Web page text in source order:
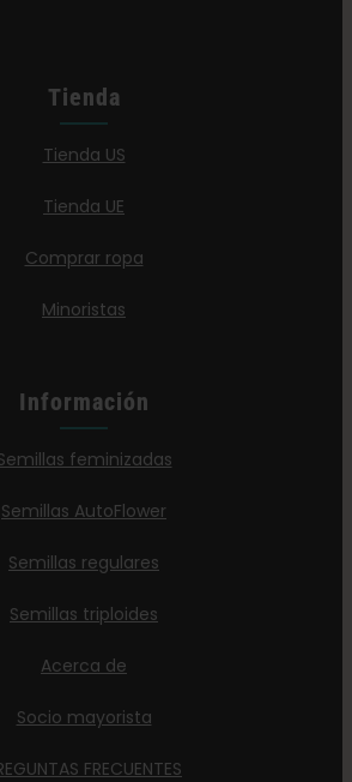
Tienda
Tienda US
Tienda UE
Comprar ropa
Minoristas
Información
feminizadas
Semillas AutoFlower
Semillas regulares
Semillas triploides
Acerca de
Socio mayorista
FRECUENTES